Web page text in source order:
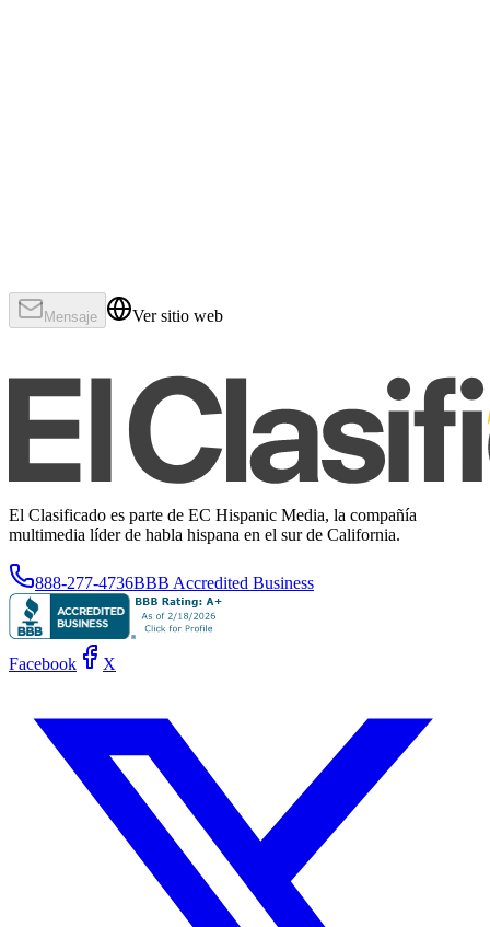
Mensaje Ver sitio web
El Clasificado es parte de EC Hispanic Media, la compañía
multimedia líder de habla hispana en el sur de California.
888-277-4736BBB Accredited Business
Facebook X